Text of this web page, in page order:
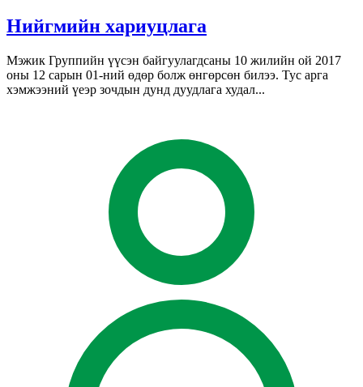
Нийгмийн хариуцлага
Мэжик Группийн үүсэн байгуулагдсаны 10 жилийн ой 2017
оны 12 сарын 01-ний өдөр болж өнгөрсөн билээ. Тус арга
хэмжээний үеэр зочдын дунд дуудлага худал...